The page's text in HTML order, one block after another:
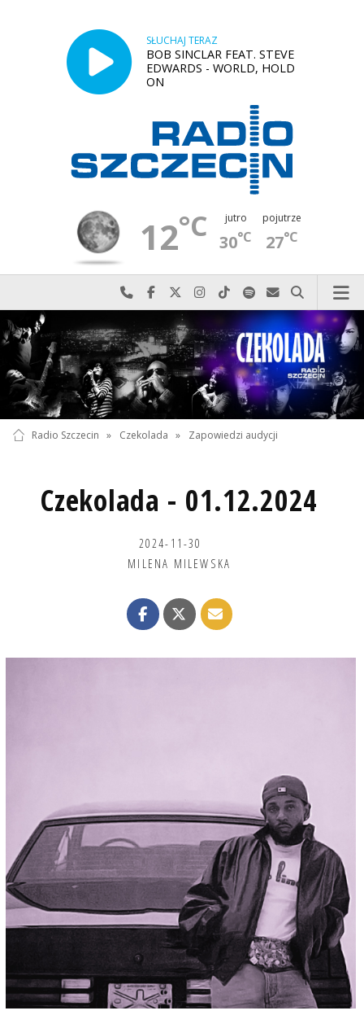
SŁUCHAJ TERAZ
BOB SINCLAR FEAT. STEVE
EDWARDS - WORLD, HOLD
ON
12°C jutro
30°C
pojutrze
27°C
Najlepiej po prostu do nas zadzwoń
Odwiedź nas na Facebook-u
Odwiedź nas na X
Odwiedź nas na Instagram-ie
Odwiedź nas na TikTok-u
Szukaj nas na Spotify
Wyślij do nas
Szukaj
Radio Szczecin » Czekolada » Zapowiedzi audycji
Czekolada - 01.12.2024
2024-11-30
MILENA MILEWSKA